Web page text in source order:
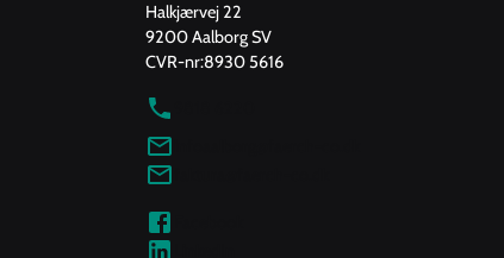
Halkjærvej 22
9200 Aalborg SV
CVR-nr:8930 5616